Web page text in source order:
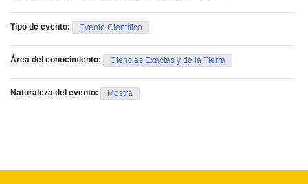
Tipo de evento: Evento Científico
Área del conocimiento: Ciencias Exactas y de la Tierra
Naturaleza del evento: Mostra